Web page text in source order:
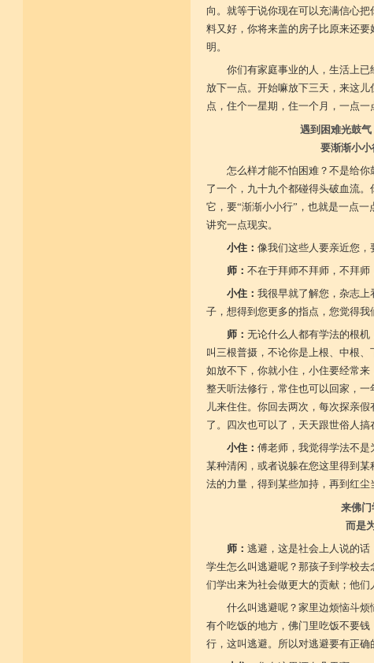
向。就等于说你现在可以充满信心
料又好，你将来盖的房子比原来还
明。
你们有家庭事业的人，生活上
放下一点。开始嘛放下三天，来这
点，住个一星期，住一个月，一点一
遇到困难光鼓气
要渐渐小
怎么样才能不怕困难？不是给
了一个，九十九个都碰得头破血流
它，要“渐渐小小行”，也就是一点
讲究一点现实。
小住： 像我们这些人要亲近您，
师： 不在于拜师不拜师，不拜师
小住： 我很早就了解您，杂志
子，想得到您更多的指点，您觉得
师： 无论什么人都有学法的根机
叫三根普摄，不论你是上根、中根
如放不下，你就小住，小住要经常
整天听法修行，常住也可以回家，
儿来住住。你回去两次，每次探亲
了。四次也可以了，天天跟世俗人搞
小住： 傅老师，我觉得学法不
某种清闲，或者说躲在您这里得到
法的力量，得到某些加持，再到红尘
来佛门
而是
师： 逃避，这是社会上人说的
学生怎么叫逃避呢？那孩子到学校
们学出来为社会做更大的贡献；他们
什么叫逃避呢？家里边烦恼斗
有个吃饭的地方，佛门里吃饭不要
行，这叫逃避。所以对逃避要有正确